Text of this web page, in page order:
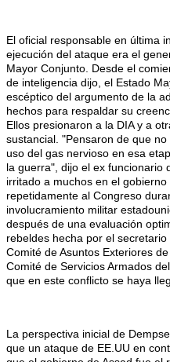
El oficial responsable en última
ejecución del ataque era el
Mayor Conjunto. Desde el
de inteligencia dijo, el Estado
escéptico del argumento de la
hechos para respaldar su
Ellos presionaron a la DIA y a
sustancial. "Pensaron de que
uso del gas nervioso en esa
la guerra", dijo el ex funcionario
irritado a muchos en el
repetidamente al Congreso
involucramiento militar
después de una evaluación
rebeldes hecha por el
Comité de Asuntos Exteriores
Comité de Servicios Armados
que en este conflicto se haya
La perspectiva inicial de
que un ataque de EE.UU en